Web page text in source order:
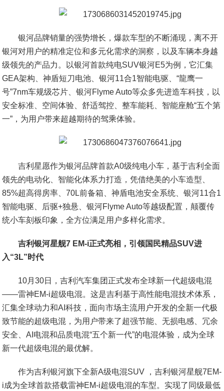
银河品牌销量的强势增长，爆款车型的不断涌现，离不开
银河对用户的精准定位和多元化需求的洞察，以及车辆本身越
级领先的产品力。以银河首款纯电SUV银河E5为例，它汇集
GEA架构、神盾短刀电池、银河11合1智能电驱、“龍鹰一
号”7nm车规级芯片、银河Flyme Auto等众多先进造车科技，以
安全标准、空间体验、舒适驾控、整车能耗、智能座舱“五个第
一”，为用户带来超越期待的驾乘体验。
吉利星愿作为银河品牌首款A0级纯电小车，基于吉利全面
领先的电动化、智能化体系力打造，凭借绝美的小车造型、
85%超高得房率、70L前备箱、神盾电池安全系统、银河11合1
智能电驱、后驱+独悬、银河Flyme Auto等越级配置，颠覆传
统小车刻板印象，全方位满足用户多样化需求。
吉利银河星舰7 EM-i正式亮相，引领国民精品SUV进
入“3L”时代
10月30日，吉利汽车集团正式发布全球新一代超级电混
——雷神EM-i超级电混。这是吉利基于高性能电混技术体系，
汇集全球动力和AI科技，面向市场主流用户开发的全新一代极
致节能的超级电混，为用户带来了超强节能、无损电感、冗余
安全、AI电混和品质电混“五个新一代”的电混体验，成为全球
新一代超级电混的最优解。
作为吉利银河旗下全新A级电混SUV ，吉利银河星舰7EM-
i成为全球首款搭载雷神EM-i超级电混的车型。实现了同级最低